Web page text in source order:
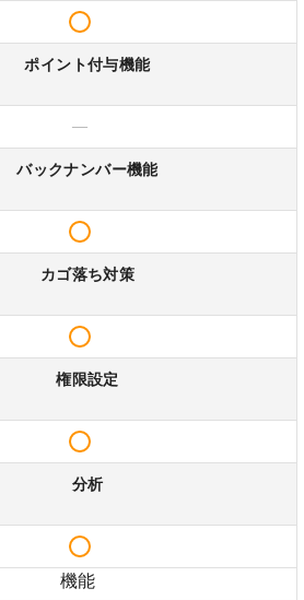
ポイント付与機能
—
バックナンバー機能
カゴ落ち対策
権限設定
分析
機能